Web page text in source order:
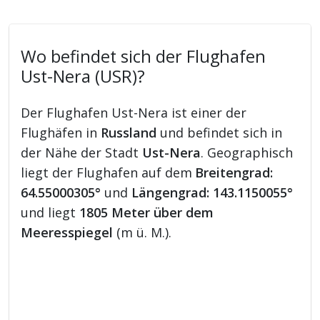
Wo befindet sich der Flughafen
Ust-Nera (USR)?
Der Flughafen Ust-Nera ist einer der
Flughäfen in Russland und befindet sich in
der Nähe der Stadt Ust-Nera. Geographisch
liegt der Flughafen auf dem Breitengrad:
64.55000305° und Längengrad: 143.1150055°
und liegt 1805 Meter über dem
Meeresspiegel (m ü. M.).